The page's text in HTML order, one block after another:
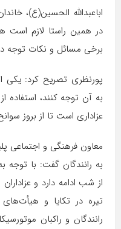
اباعبدالله الحسین(ع)،
در همین راستا لازم است
برخی مسائل و نکات توجه
پورنظری تصریح کرد: یکی
به آن توجه کنند، استفاده
عزاداری است تا از بروز
معاون فرهنگی و اجتماعی
به رانندگان گفت: با توجه
از شب ادامه دارد و
تیره در تکایا و
رانندگان و راکبان